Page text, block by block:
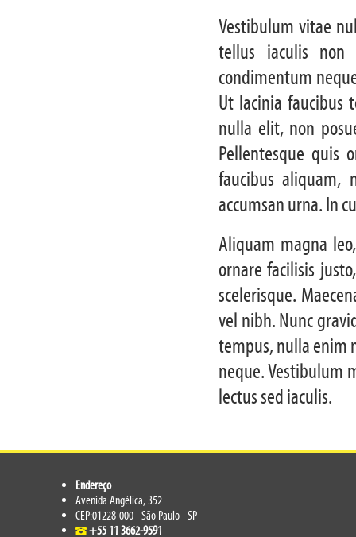
Vestibulum vitae
tellus iaculis
condimentum
Ut lacinia faucibus
nulla elit, non
Pellentesque quis
faucibus aliquam,
accumsan urna. In
Aliquam magna
ornare facilisis
scelerisque.
vel nibh. Nunc
tempus, nulla enim
neque. Vestibulum
lectus sed iaculis.
Endereço
Avenida Angélica, 352.
CEP:01228-000 - São Paulo - SP
+55 11 3662-9591